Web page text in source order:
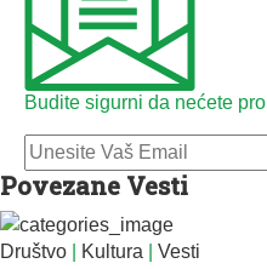
Budite sigurni da nećete
Povezane Vesti
Društvo Kultura Vesti